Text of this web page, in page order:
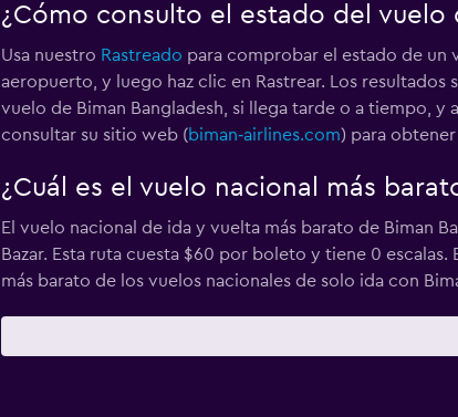
¿Cómo consulto el estado del vuelo
Usa nuestro Rastreado para comprobar el estado de un
aeropuerto, y luego haz clic en Rastrear. Los
vuelo de Biman Bangladesh, si llega tarde o a tiempo, y
consultar su sitio web (biman‑airlines.com) para
¿Cuál es el vuelo nacional más
El vuelo nacional de ida y vuelta más barato de Biman
Bazar. Esta ruta cuesta $60 por boleto y tiene 0 escalas.
más barato de los vuelos nacionales de solo ida con